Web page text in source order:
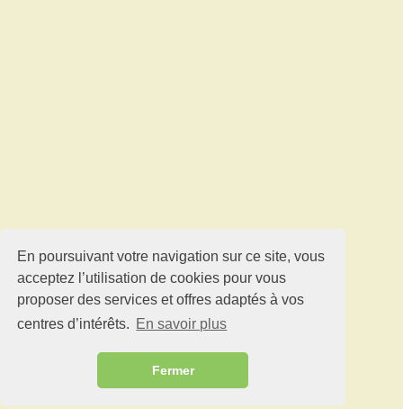
En poursuivant votre navigation sur ce site, vous
acceptez l’utilisation de cookies pour vous
proposer des services et offres adaptés à vos
centres d’intérêts. En savoir plus
Fermer